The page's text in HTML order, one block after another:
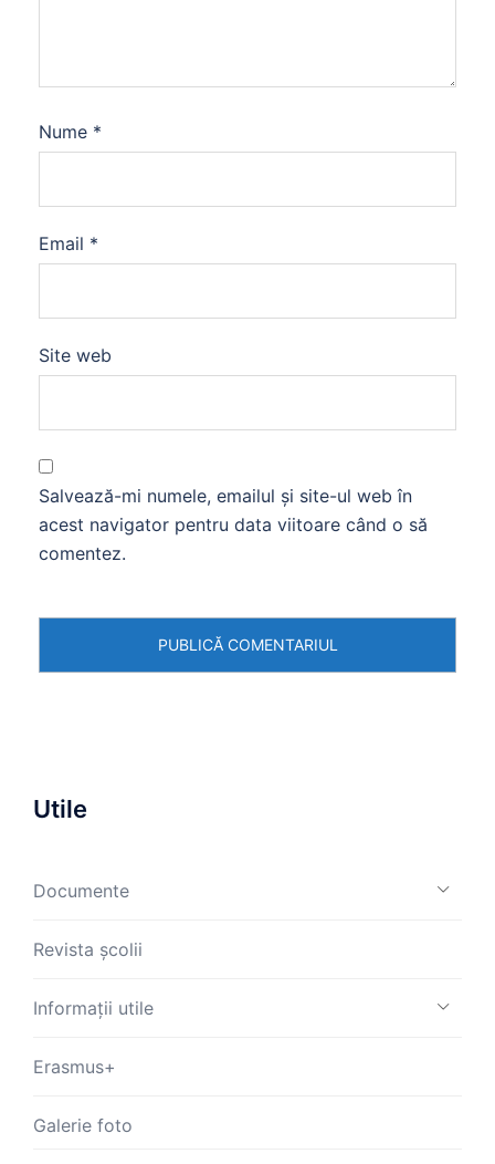
Nume *
Email *
Site web
Salvează-mi numele, emailul și site-ul web în
acest navigator pentru data viitoare când o să
comentez.
Utile
Documente
Revista școlii
Informații utile
Erasmus+
Galerie foto